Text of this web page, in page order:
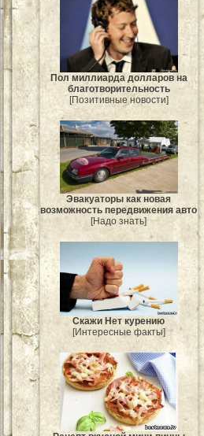
Пол миллиарда долларов на
благотворительность
[Позитивные новости]
Эвакуаторы как новая
возможность передвижения авто
[Надо знать]
Скажи Нет курению
[Интересные факты]